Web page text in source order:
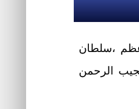
،سلطان
الرحمن